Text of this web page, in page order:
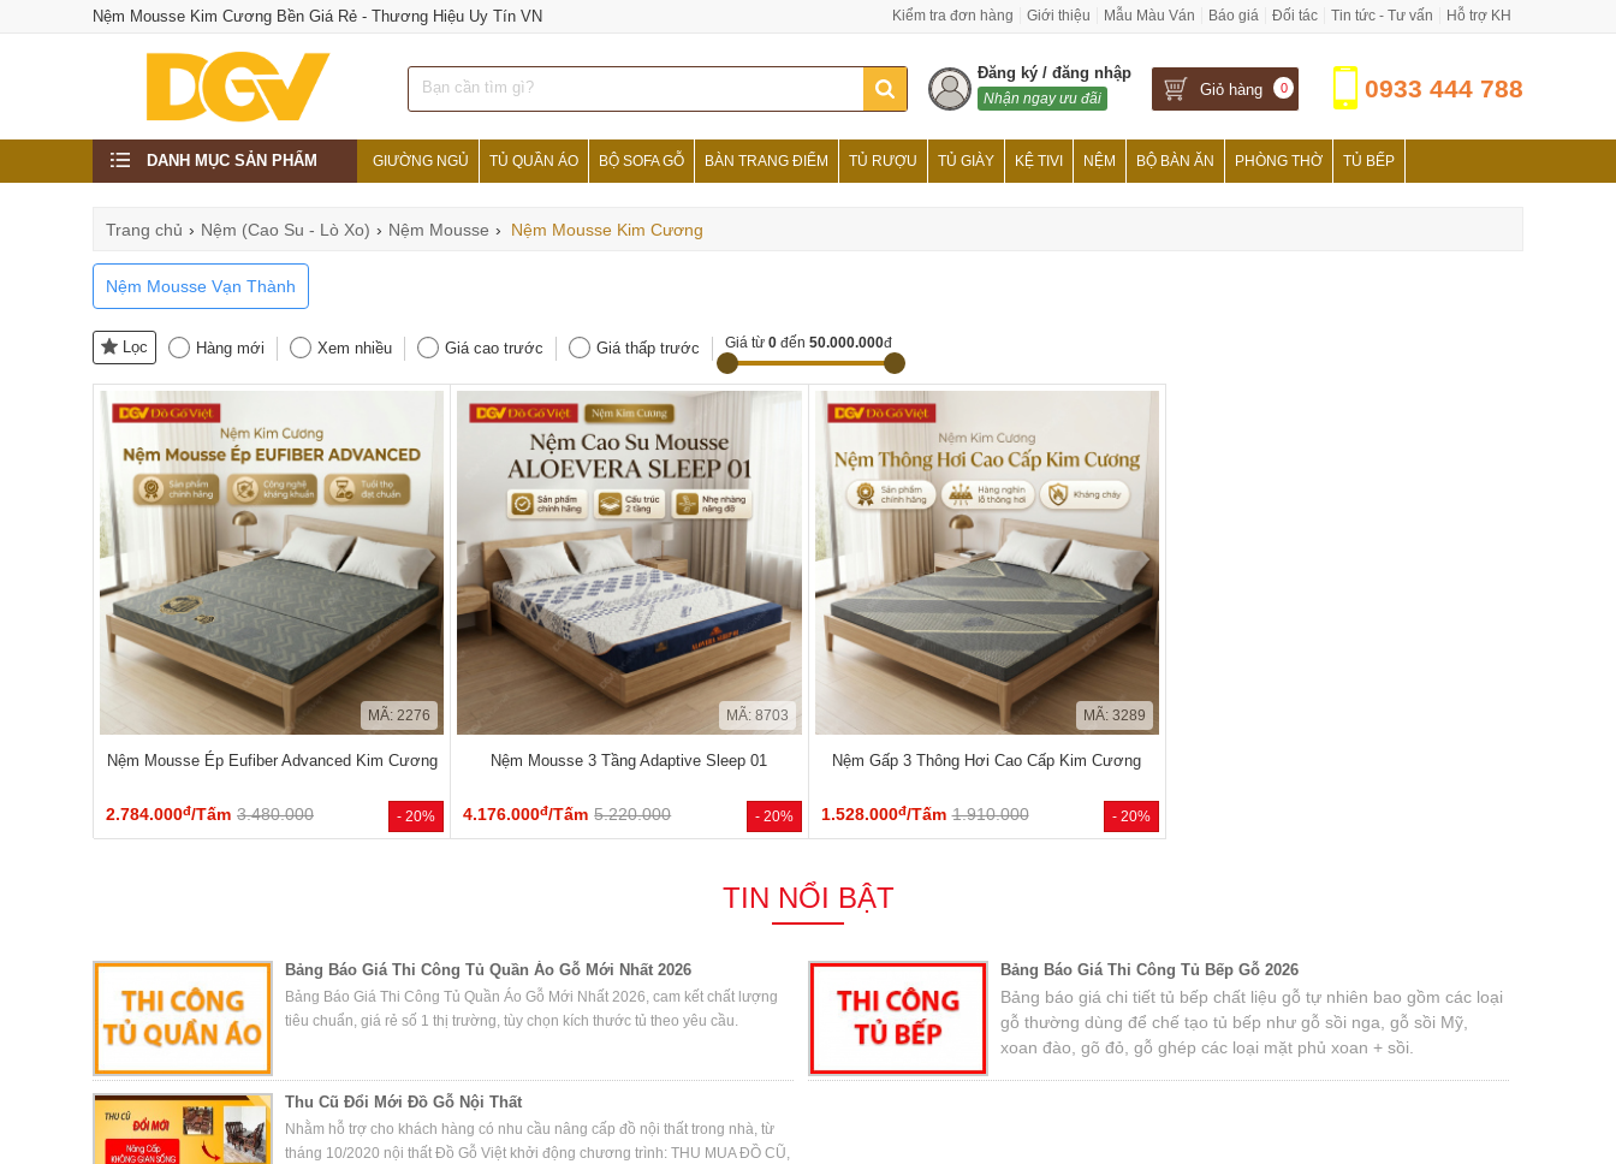
Nệm Mousse Kim Cương Bền Giá Rẻ - Thương Hiệu Uy Tín VN Kiểm tra đơn hàng Giới thiệu Mẫu Màu Ván Báo giá Đối tác Tin tức - Tư vấn Hỗ trợ KH
Đăng ký / đăng nhập
Nhận ngay ưu đãi Giỏ hàng 0 0933 444 788
DANH MỤC SẢN PHẨM GIƯỜNG NGỦ TỦ QUẦN ÁO BỘ SOFA GỖ BÀN TRANG ĐIỂM TỦ RƯỢU TỦ GIÀY KỆ TIVI NỆM BỘ BÀN ĂN PHÒNG THỜ TỦ BẾP
Trang chủ › Nệm (Cao Su - Lò Xo) › Nệm Mousse › Nệm Mousse Kim Cương
Nệm Mousse Vạn Thành
Lọc Hàng mới Xem nhiều Giá cao trước Giá thấp trước Giá từ 0 đến 50.000.000đ
- 20%
MÃ: 2276
Nệm Mousse Ép Eufiber Advanced Kim Cương
2.784.000đ/Tấm 3.480.000 - 20%
MÃ: 8703
Nệm Mousse 3 Tầng Adaptive Sleep 01
4.176.000đ/Tấm 5.220.000 - 20%
MÃ: 3289
Nệm Gấp 3 Thông Hơi Cao Cấp Kim Cương
1.528.000đ/Tấm 1.910.000
TIN NỔI BẬT
Bảng Báo Giá Thi Công Tủ Quần Áo Gỗ Mới Nhất 2026
Bảng Báo Giá Thi Công Tủ Quần Áo Gỗ Mới Nhất 2026, cam kết chất lượng
tiêu chuẩn, giá rẻ số 1 thị trường, tùy chọn kích thước tủ theo yêu cầu.
Bảng Báo Giá Thi Công Tủ Bếp Gỗ 2026
Bảng báo giá chi tiết tủ bếp chất liệu gỗ tự nhiên bao gồm các loại
gỗ thường dùng để chế tạo tủ bếp như gỗ sồi nga, gỗ sồi Mỹ,
xoan đào, gõ đỏ, gỗ ghép các loại mặt phủ xoan + sồi.
Thu Cũ Đổi Mới Đồ Gỗ Nội Thất
Nhằm hỗ trợ cho khách hàng có nhu cầu nâng cấp đồ nội thất trong nhà, từ
tháng 10/2020 nội thất Đồ Gỗ Việt khởi động chương trình: THU MUA ĐỒ CŨ,